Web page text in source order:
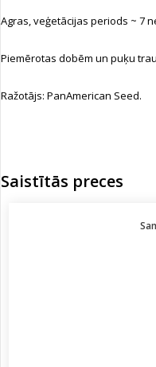
Agras, veģetācijas periods ~ 7
Piemērotas dobēm un puķu
Ražotājs: PanAmerican Seed.
Saistītās preces